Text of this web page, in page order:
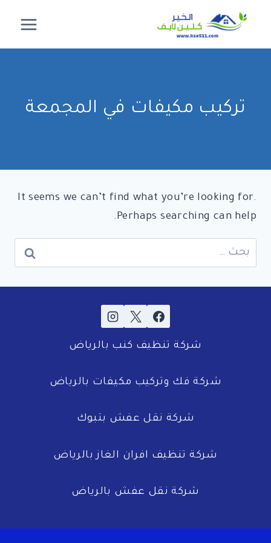
المحتوى
تركيب مكيفات في المجمعة
It seems we can’t find what you’re looking for.
Perhaps searching can help.
البحث
عن:
شركة تنظيف كنب بالرياض
شركة فك وتركيب مكيفات بالرياض
شركة نقل عفش بتبوك
شركة تنظيف افران الغاز بالرياض
شركة نقل عفش بالرياض